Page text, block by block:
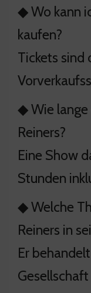
◆ Wo kann
kaufen?
Tickets sind
◆ Wie lange
Reiners?
Eine Show
Stunden
◆ Welche
Reiners in
Er